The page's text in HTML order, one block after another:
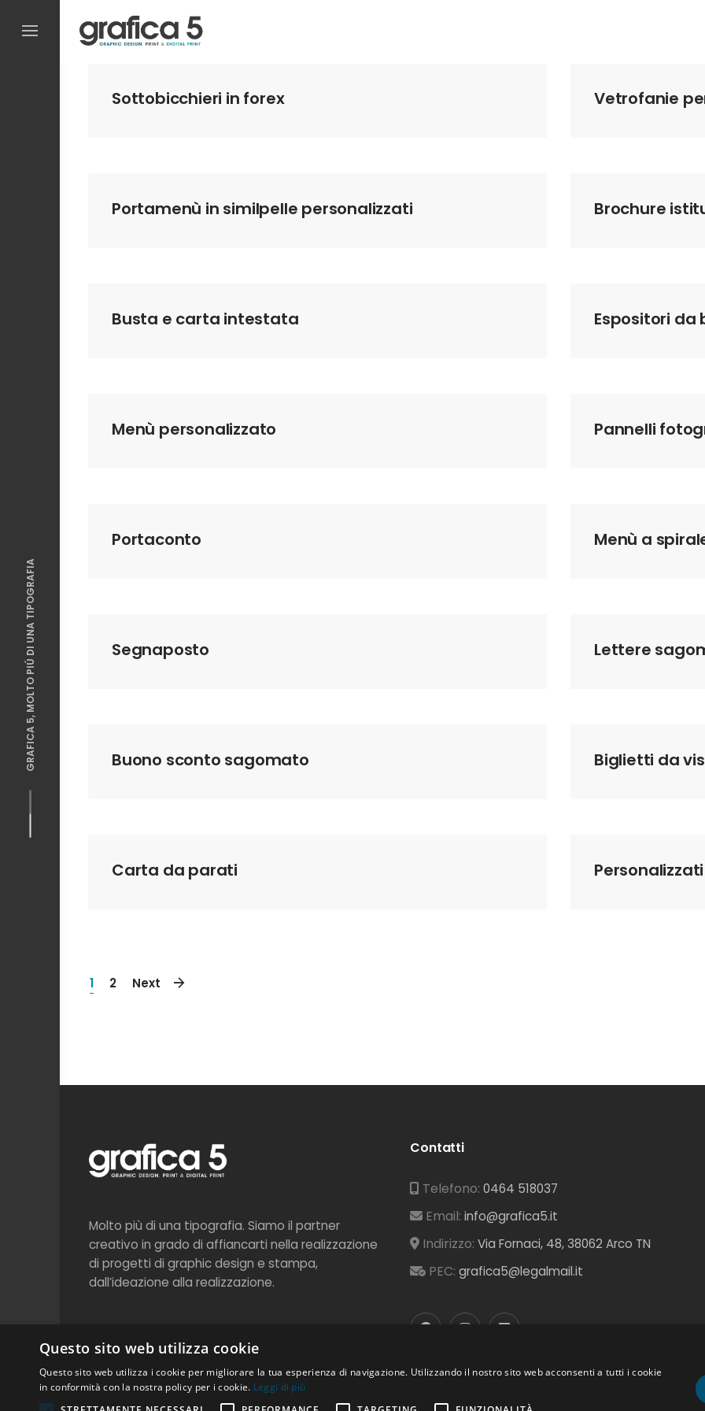
GRAFICA 5, MOLTO PIÚ DI UNA TIPOGRAFIA
content
Sottobicchieri in forex Vetrofanie
Portamenù in similpelle personalizzati Brochure
Busta e carta intestata Espositori da
Menù personalizzato Pannelli
Portaconto Menù a
Segnaposto Lettere
Buono sconto sagomato Biglietti da
Carta da parati
1 2 Next
Molto più di una tipografia. Siamo il partner
creativo in grado di affiancarti nella realizzazione
di progetti di graphic design e stampa,
dall’ideazione alla realizzazione.
Contatti
Telefono:0464 518037
Email:info@grafica5.it
Indirizzo:Via Fornaci, 48, 38062 Arco TN
PEC:grafica5@legalmail.it
Questo sito web utilizza cookie
Questo sito web utilizza i cookie per migliorare la tua esperienza di navigazione. Utilizzando il nostro sito web acconsenti a tutti i cookie
in conformità con la nostra policy per i cookie. Leggi di più